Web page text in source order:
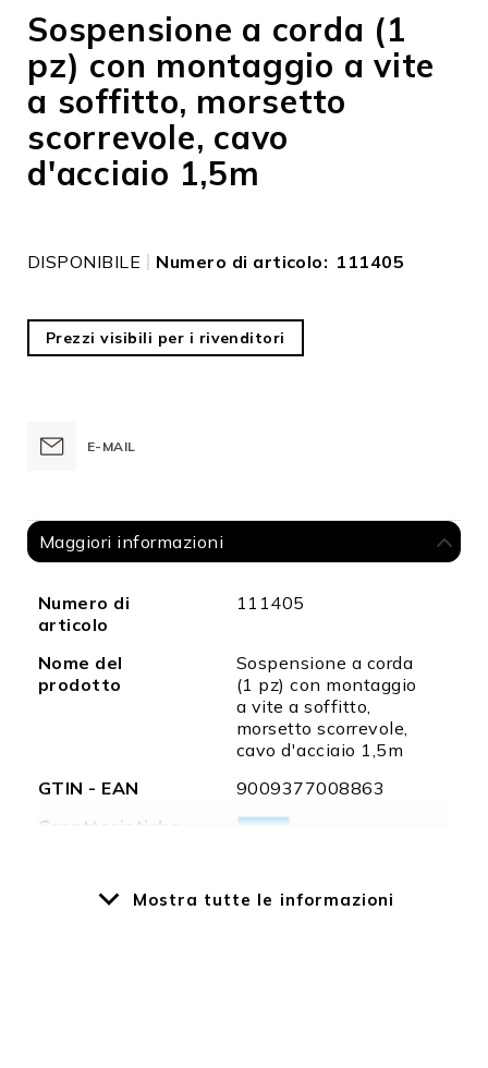
all'inizio
della
galleria
di
immagini
Sospensione a corda (1
pz) con montaggio a vite
a soffitto, morsetto
scorrevole, cavo
d'acciaio 1,5m
DISPONIBILE Numero di articolo 111405
Prezzi visibili per i rivenditori
E-MAIL
Maggiori informazioni
Maggiori
informazioni
Numero di
articolo
111405
Nome del
prodotto
Sospensione a corda
(1 pz) con montaggio
a vite a soffitto,
morsetto scorrevole,
cavo d'acciaio 1,5m
GTIN - EAN
9009377008863
Caratteristiche
Mostra tutte le informazioni